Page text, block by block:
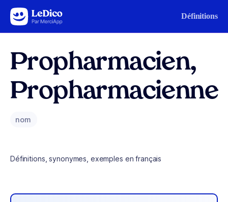
Aller au contenu Définitions
Propharmacien,
Propharmacienne
nom
Définitions, synonymes, exemples en français